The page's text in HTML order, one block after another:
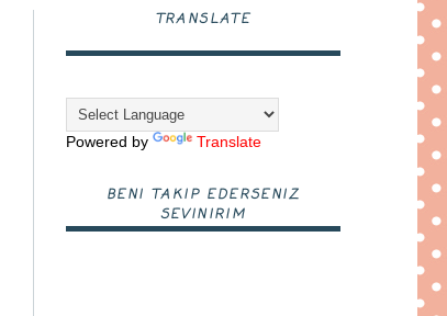
TRANSLATE
Powered by Translate
BENI TAKIP EDERSENIZ
SEVINIRIM